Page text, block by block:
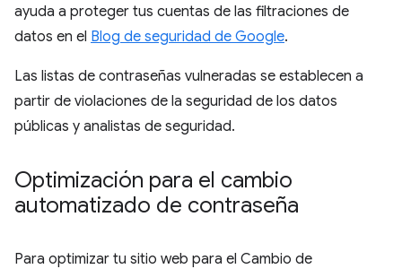
ayuda a proteger tus cuentas de las filtraciones de
datos en el Blog de seguridad de Google.
Las listas de contraseñas vulneradas se establecen a
partir de violaciones de la seguridad de los datos
públicas y analistas de seguridad.
Optimización para el cambio
automatizado de contraseña
Para optimizar tu sitio web para el Cambio de